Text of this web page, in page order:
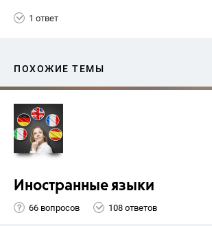
1 ответ
ПОХОЖИЕ ТЕМЫ
Иностранные языки
66 вопросов 108 ответов